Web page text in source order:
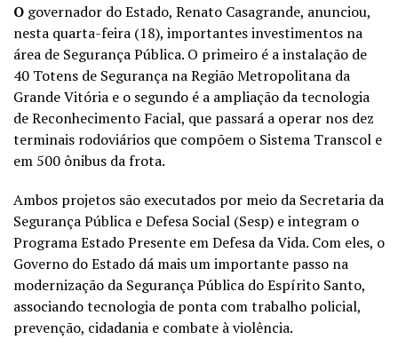
O governador do Estado, Renato Casagrande, anunciou,
nesta quarta-feira (18), importantes investimentos na
área de Segurança Pública. O primeiro é a instalação de
40 Totens de Segurança na Região Metropolitana da
Grande Vitória e o segundo é a ampliação da tecnologia
de Reconhecimento Facial, que passará a operar nos dez
terminais rodoviários que compõem o Sistema Transcol e
em 500 ônibus da frota.
Ambos projetos são executados por meio da Secretaria da
Segurança Pública e Defesa Social (Sesp) e integram o
Programa Estado Presente em Defesa da Vida. Com eles, o
Governo do Estado dá mais um importante passo na
modernização da Segurança Pública do Espírito Santo,
associando tecnologia de ponta com trabalho policial,
prevenção, cidadania e combate à violência.